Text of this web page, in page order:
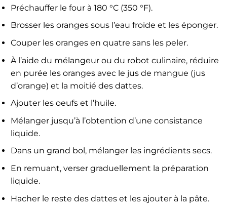
Préchauffer le four à 180 °C (350 °F).
Brosser les oranges sous l’eau froide et les éponger.
Couper les oranges en quatre sans les peler.
À l’aide du mélangeur ou du robot culinaire, réduire
en purée les oranges avec le jus de mangue (jus
d’orange) et la moitié des dattes.
Ajouter les oeufs et l’huile.
Mélanger jusqu’à l’obtention d’une consistance
liquide.
Dans un grand bol, mélanger les ingrédients secs.
En remuant, verser graduellement la préparation
liquide.
Hacher le reste des dattes et les ajouter à la pâte.